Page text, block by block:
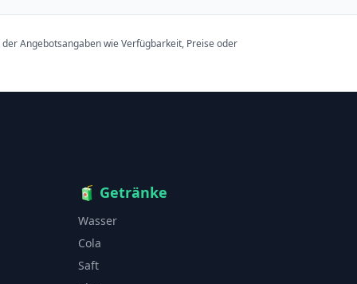
Angebotsangaben wie Verfügbarkeit, Preise oder
🧃 Getränke
Wasser
Cola
Saft